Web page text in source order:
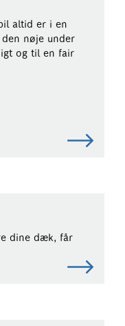
altid er i en
nøje under
og til en fair
dine dæk, får